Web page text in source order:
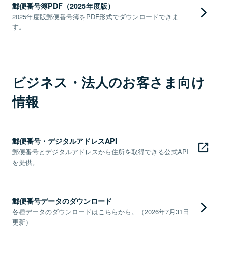
郵便番号簿PDF（2025年度版）
2025年度版郵便番号簿をPDF形式でダウンロードできま
す。
ビジネス・法人のお客さま向け
情報
郵便番号・デジタルアドレスAPI
郵便番号とデジタルアドレスから住所を取得できる公式API
を提供。
郵便番号データのダウンロード
各種データのダウンロードはこちらから。（2026年7月31日
更新）